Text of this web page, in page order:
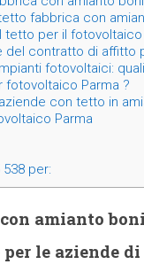
fabbrica con
tetto per il
del contratto di affitto
fotovoltaici:
Parma ?
con tetto in
Parma
per:
amianto
le aziende